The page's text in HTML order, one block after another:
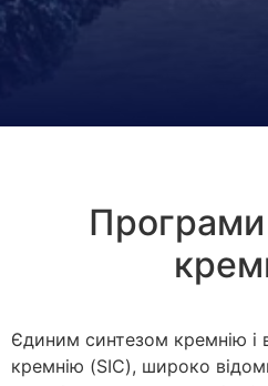
Програми
Єдиним синтезом кремнію і
кремнію (SIC), широко